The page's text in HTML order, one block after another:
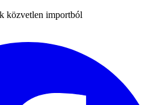
közvetlen importból